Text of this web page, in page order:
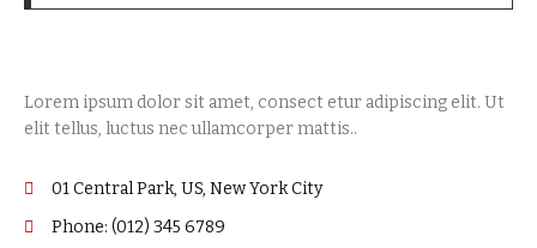
Lorem ipsum dolor sit amet, consect etur adipiscing elit. Ut
elit tellus, luctus nec ullamcorper mattis..
01 Central Park, US, New York City
Phone: (012) 345 6789